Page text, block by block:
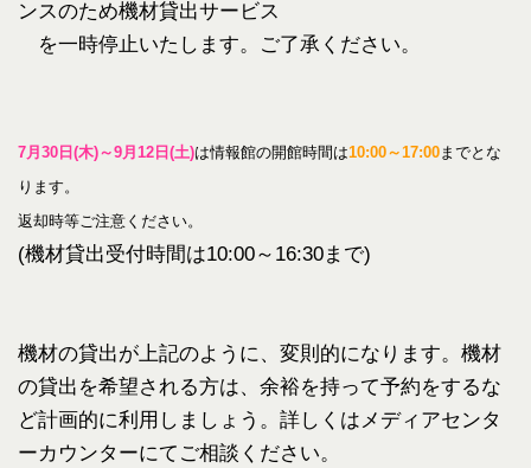
ンスのため機材貸出サービス
を一時停止いたします。ご了承ください。
7月30日(木)～9月12日(土)は情報館の開館時間は10:00～17:00 までとな
ります。
返却時等ご注意ください。
(機材貸出受付時間は10:00～16:30まで)
機材の貸出が上記のように、変則的になります。機材
の貸出を希望される方は、余裕を持って予約をするな
ど計画的に利用しましょう。詳しくはメディアセンタ
ーカウンターにてご相談ください。